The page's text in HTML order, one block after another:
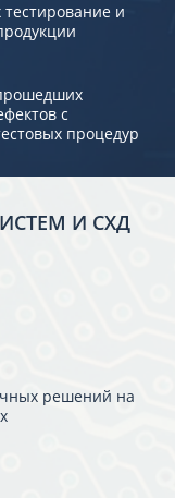
и
с
процедур
И СХД
решений на